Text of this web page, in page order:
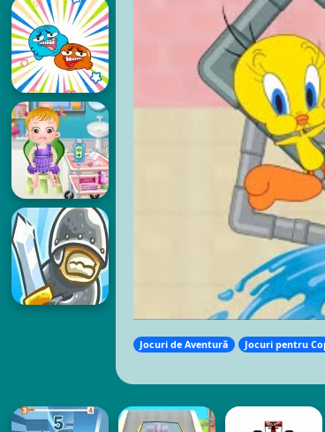
Jocuri de Aventură Jocuri pentru